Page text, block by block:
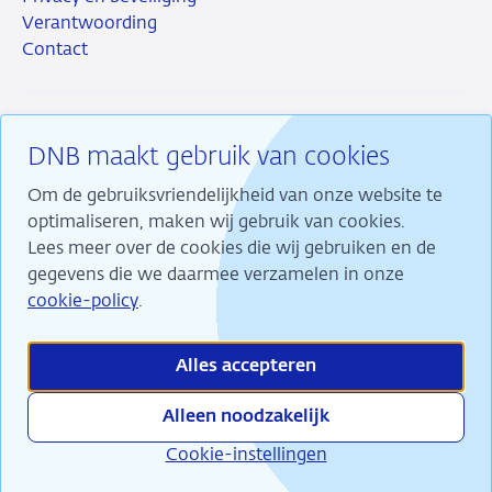
DNB maakt gebruik van cookies
Om de gebruiksvriendelijkheid van onze website te
optimaliseren, maken wij gebruik van cookies.
Lees meer over de cookies die wij gebruiken en de
gegevens die we daarmee verzamelen in onze
cookie-policy.
Alles accepteren
Alleen noodzakelijk
Cookie-instellingen
Verantwoording
Contact
RSS InstagramLinkedin
X
Wij maken ons sterk voor financiële stabiliteit en
dragen daarmee bij aan duurzame welvaart in